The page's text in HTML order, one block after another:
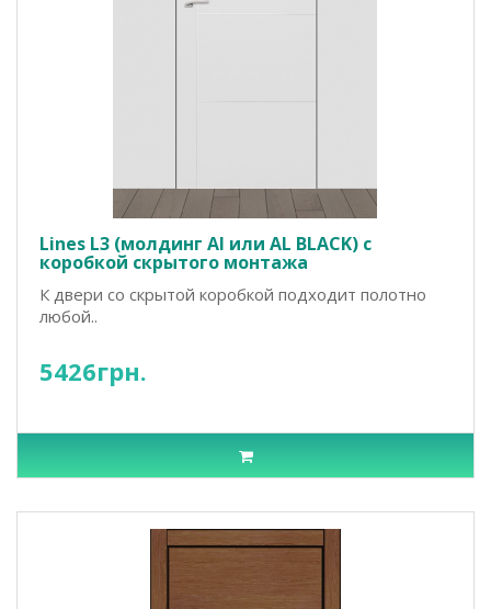
Lines L3 (молдинг Al или AL BLACK) с
коробкой скрытого монтажа
К двери со скрытой коробкой подходит полотно
любой..
5426грн.